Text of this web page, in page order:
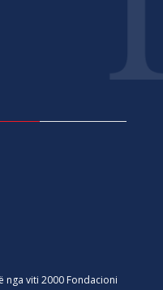
nga viti 2000 Fondacioni